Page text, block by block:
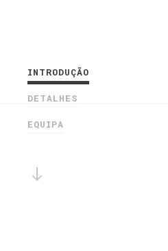
INTRODUÇÃO
DETALHES
EQUIPA